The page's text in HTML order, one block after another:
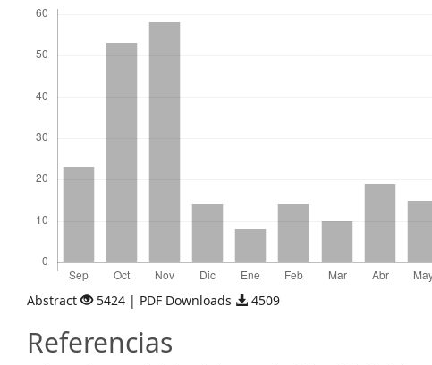
Abstract 5424 | PDF Downloads 4509
Referencias